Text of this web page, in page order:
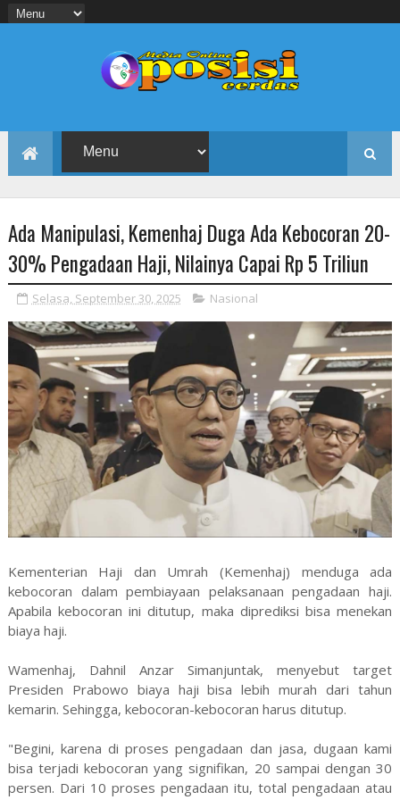
Ada Manipulasi, Kemenhaj Duga Ada Kebocoran 20-
30% Pengadaan Haji, Nilainya Capai Rp 5 Triliun
Selasa, September 30, 2025 Nasional
Kementerian Haji dan Umrah (Kemenhaj) menduga ada
kebocoran dalam pembiayaan pelaksanaan pengadaan haji.
Apabila kebocoran ini ditutup, maka diprediksi bisa menekan
biaya haji.
Wamenhaj, Dahnil Anzar Simanjuntak, menyebut target
Presiden Prabowo biaya haji bisa lebih murah dari tahun
kemarin. Sehingga, kebocoran-kebocoran harus ditutup.
"Begini, karena di proses pengadaan dan jasa, dugaan kami
bisa terjadi kebocoran yang signifikan, 20 sampai dengan 30
persen. Dari 10 proses pengadaan itu, total pengadaan atau